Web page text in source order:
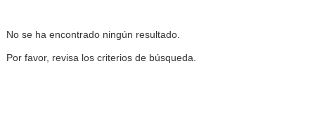
No se ha encontrado ningún resultado.
Por favor, revisa los criterios de búsqueda.